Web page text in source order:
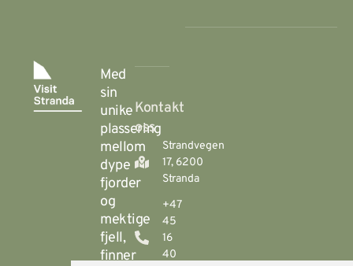
Med
sin
unike
plassering
mellom
dype
fjorder
og
mektige
fjell,
finner
Kontakt
oss
Strandvegen
17, 6200
Stranda
+47
45
16
40